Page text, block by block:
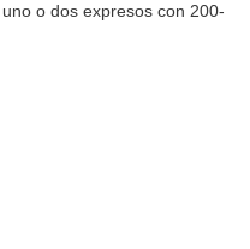
o dos expresos con 200-